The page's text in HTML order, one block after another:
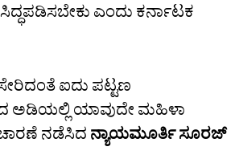
ಎಂದು ಕರ್ನಾಟಕ
ಐದು ಪಟ್ಟಣ
ಅಡಿಯಲ್ಲಿ ಯಾವುದೇ ಮಹಿಳಾ
ನಡೆಸಿದ ನ್ಯಾಯಮೂರ್ತಿ ಸೂರಜ್‌